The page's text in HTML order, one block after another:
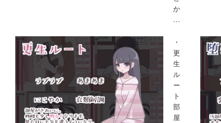
か
…
・
更
生
ル
ー
ト
部
屋